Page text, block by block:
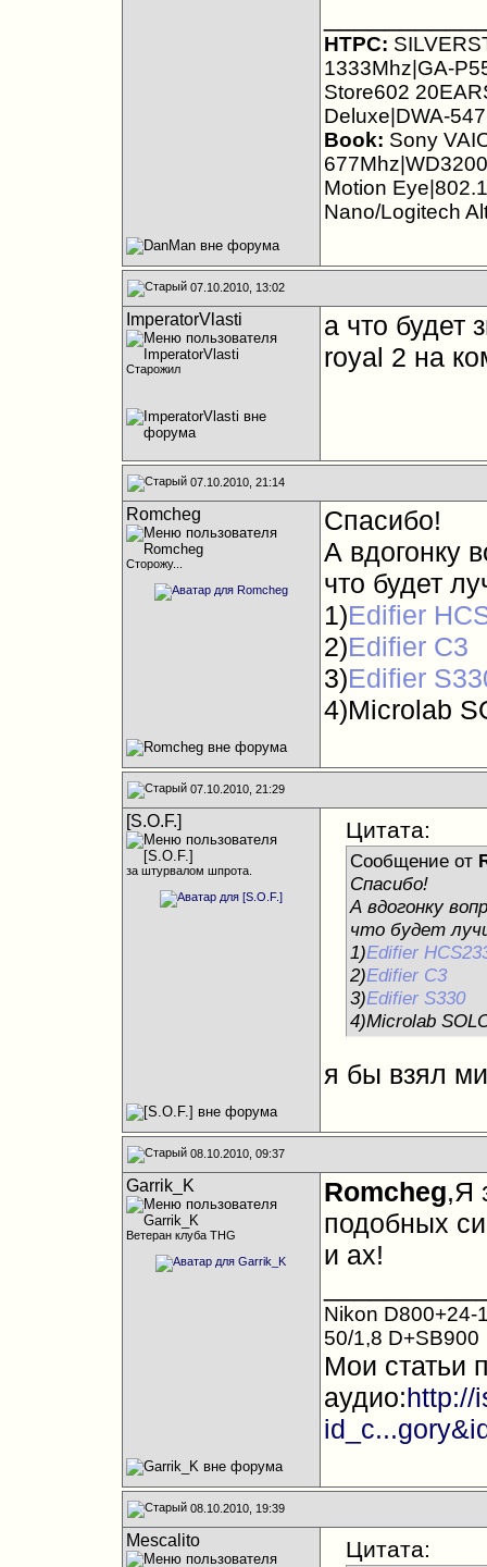
HTPC:
1333Mhz|GA-
Store602
Deluxe|DWA-
Book: Sony
Motion
Nano/Logitech
07.10.2010, 13:02
ImperatorVlasti
Старожил
а что будет
royal 2 на
07.10.2010, 21:14
Romcheg
Сторожу...
Спасибо!
А вдогонку
что будет
1)Edifier
2)Edifier C3
3)Edifier
4)Microlab
07.10.2010, 21:29
[S.O.F.]
за штурвалом шпрота.
Цитата:
Сообщение от
Спасибо!
А вдогонку
что будет
1)Edifier
2)Edifier C3
3)Edifier S330
4)Microlab
я бы взял
08.10.2010, 09:37
Garrik_K
Ветеран клуба THG
Romcheg,Я
подобных
и ах!
Nikon D800+24-
50/1,8 D+SB900
Мои статьи
аудио:http://
08.10.2010, 19:39
Mescalito Цитата: